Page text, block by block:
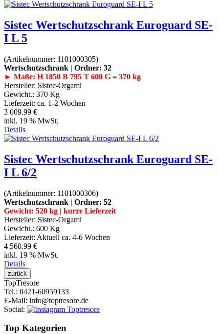
Sistec Wertschutzschrank Euroguard SE-
I L 5
(Artikelnummer: 1101000305)
Wertschutzschrank | Ordner: 32
► Maße: H 1850 B 795 T 600 G = 370 kg
Hersteller: Sistec-Orgami
Gewicht.: 370 Kg
Lieferzeit: ca. 1-2 Wochen
3 009.99 €
inkl. 19 % MwSt.
Details
Sistec Wertschutzschrank Euroguard SE-
I L 6/2
(Artikelnummer: 1101000306)
Wertschutzschrank | Ordner: 52
Gewicht: 520 kg | kurze Lieferzeit
Hersteller: Sistec-Orgami
Gewicht.: 600 Kg
Lieferzeit: Aktuell ca. 4-6 Wochen
4 560.99 €
inkl. 19 % MwSt.
Details
TopTresore
Tel.: 0421-60959133
E-Mail: info@toptresore.de
Social:
Top Kategorien